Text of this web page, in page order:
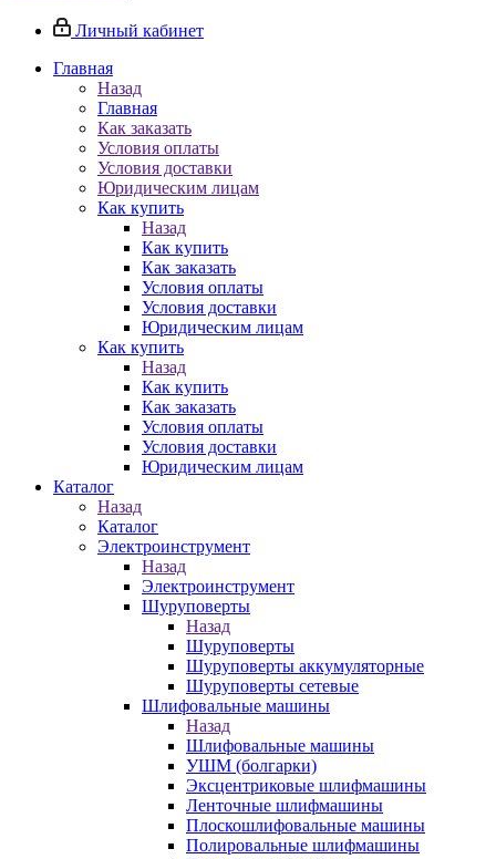
Личный кабинет
Главная
Назад
Главная
Как заказать
Условия оплаты
Условия доставки
Юридическим лицам
Как купить
Назад
Как купить
Как заказать
Условия оплаты
Условия доставки
Юридическим лицам
Как купить
Назад
Как купить
Как заказать
Условия оплаты
Условия доставки
Юридическим лицам
Каталог
Назад
Каталог
Электроинструмент
Назад
Электроинструмент
Шуруповерты
Назад
Шуруповерты
Шуруповерты аккумуляторные
Шуруповерты сетевые
Шлифовальные машины
Назад
Шлифовальные машины
УШМ (болгарки)
Эксцентриковые шлифмашины
Ленточные шлифмашины
Плоскошлифовальные машины
Полировальные шлифмашины